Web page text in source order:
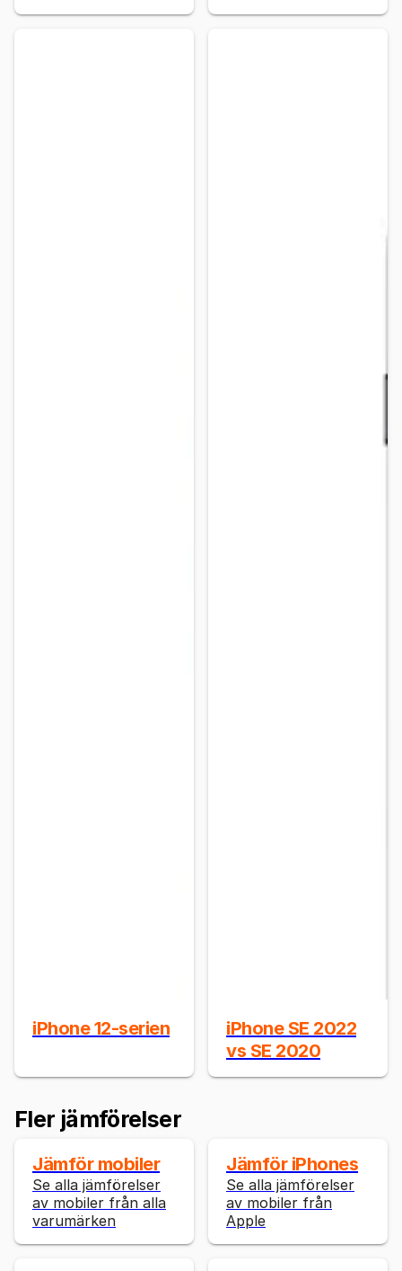
iPhone 12-serien
iPhone SE 2022
vs SE 2020
Fler jämförelser
Jämför mobiler
Se alla jämförelser
av mobiler från alla
varumärken
Jämför iPhones
Se alla jämförelser
av mobiler från
Apple